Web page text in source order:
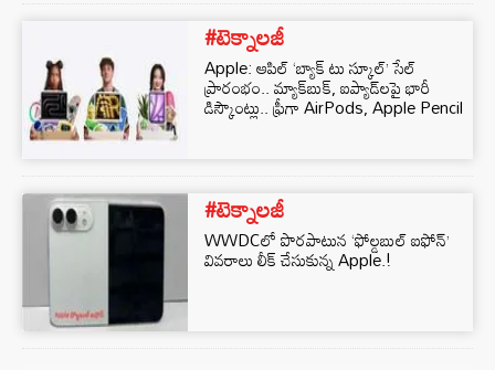
#టెక్నాలజీ
Apple: ఆపిల్ ‘బ్యాక్ టు స్కూల్’ సేల్
ప్రారంభం.. మ్యాక్‌బుక్, ఐప్యాడ్‌లపై భారీ
డిస్కౌంట్లు.. ఫ్రీగా AirPods, Apple Pencil
#టెక్నాలజీ
WWDCలో పొరపాటున ‘ఫోల్డబుల్ ఐఫోన్‌’
వివరాలు లీక్ చేసుకున్న Apple.!